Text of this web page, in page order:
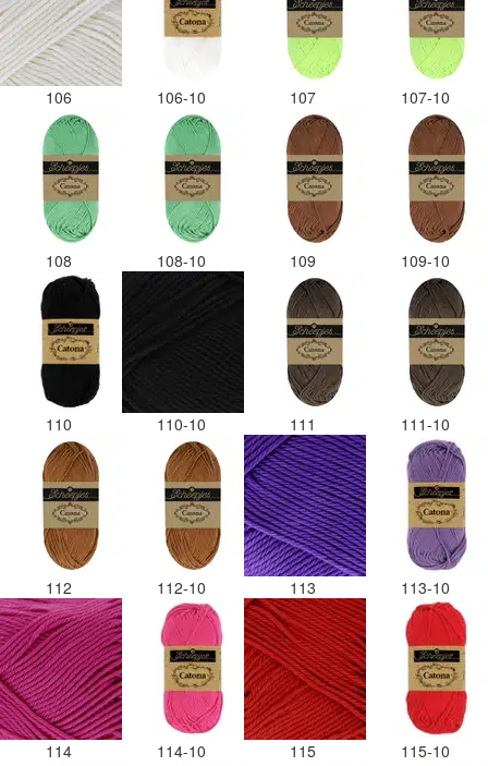
106 106-10 107 107-10
108 108-10 109 109-10
110 110-10 111 111-10
112 112-10 113 113-10
114 114-10 115 115-10